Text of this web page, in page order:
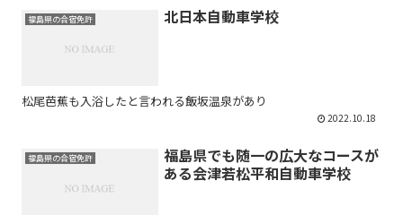
福島県の合宿免許 北日本自動車学校
松尾芭蕉も入浴したと言われる飯坂温泉があり
2022.10.18
福島県の合宿免許
福島県でも随一の広大なコースが
ある会津若松平和自動車学校